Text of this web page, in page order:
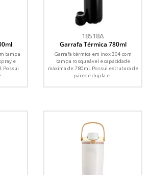
tampa
e
Possui
18518A
Garrafa Térmica 780ml
Garrafa térmica em inox 304 com
tampa rosqueável e capacidade
máxima de 780ml. Possui estrutura de
parede dupla e...